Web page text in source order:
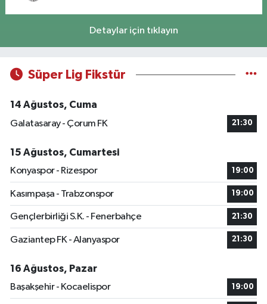
Detaylar için tıklayın
Süper Lig Fikstür
14 Ağustos, Cuma
Galatasaray - Çorum FK
21:30
15 Ağustos, Cumartesi
Konyaspor - Rizespor
19:00
Kasımpaşa - Trabzonspor 19:00
Gençlerbirliği S.K. - Fenerbahçe 21:30
Gaziantep FK - Alanyaspor 21:30
16 Ağustos, Pazar
Başakşehir - Kocaelispor
19:00